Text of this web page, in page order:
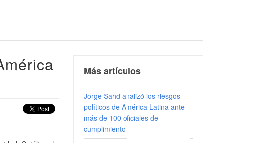
Más artículos
Jorge Sahd analizó los riesgos
políticos de América Latina ante
más de 100 oficiales de
cumplimiento